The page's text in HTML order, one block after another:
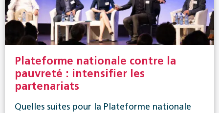
Plateforme nationale contre la
pauvreté : intensifier les
partenariats
Quelles suites pour la Plateforme nationale